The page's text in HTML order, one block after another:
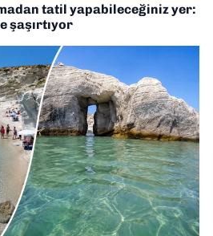
tatil yapabileceğiniz yer:
şaşırtıyor